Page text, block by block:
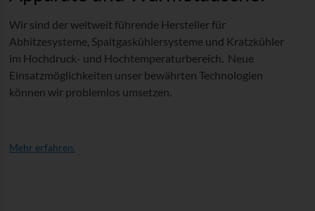
Wir sind der weltweit führende Hersteller für
Abhitzesysteme, Spaltgaskühlersysteme und Kratzkühler
im Hochdruck- und Hochtemperaturbereich. Neue
Einsatzmöglichkeiten unser bewährten Technologien
können wir problemlos umsetzen.
Mehr erfahren.